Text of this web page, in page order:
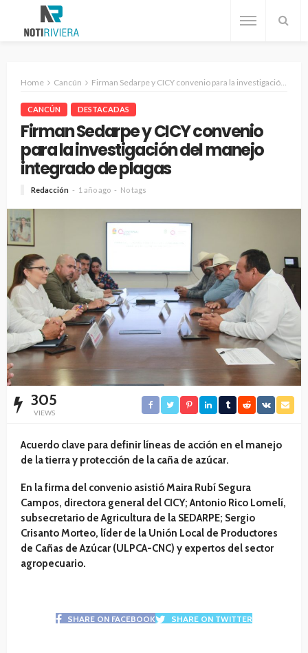
Home Cancún Firman Sedarpe y CICY convenio para la investigación del manejo integrado de plagas
CANCÚN DESTACADAS
Firman Sedarpe y CICY convenio
para la investigación del manejo
integrado de plagas
Redacción 1 año ago No tags
305
VIEWS
Acuerdo clave para definir líneas de acción en el manejo
de la tierra y protección de la caña de azúcar.
En la firma del convenio asistió Maira Rubí Segura
Campos, directora general del CICY; Antonio Rico Lomelí,
subsecretario de Agricultura de la SEDARPE; Sergio
Crisanto Morteo, líder de la Unión Local de Productores
de Cañas de Azúcar (ULPCA-CNC) y expertos del sector
agropecuario.
SHARE ON FACEBOOK SHARE ON TWITTER